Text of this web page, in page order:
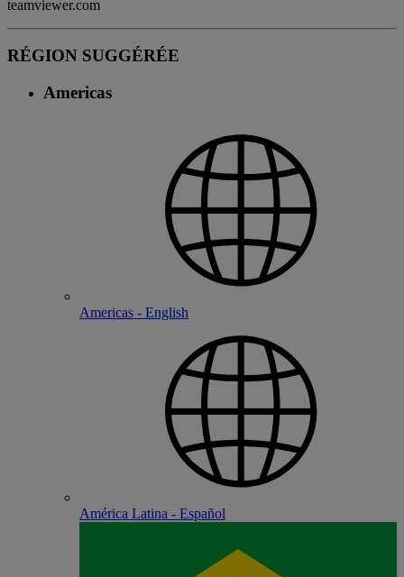
teamviewer.com
RÉGION SUGGÉRÉE
Americas
Americas - English
América Latina - Español